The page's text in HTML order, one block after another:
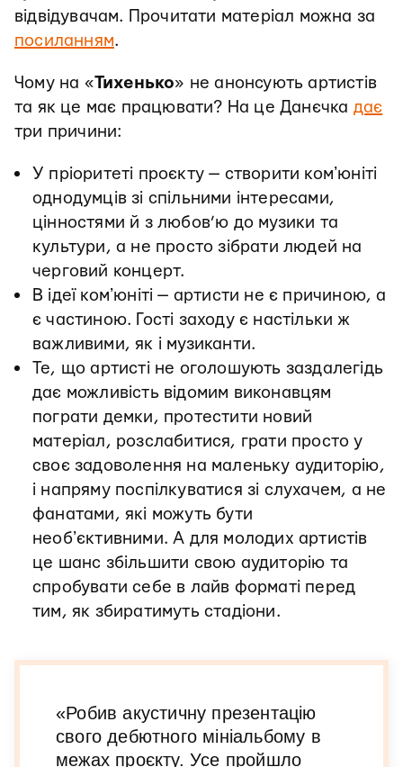
відвідувачам. Прочитати матеріал можна за
посиланням.
Чому на «Тихенько» не анонсують артистів
та як це має працювати? На це Данєчка дає
три причини:
У пріоритеті проєкту — створити комʼюніті
однодумців зі спільними інтересами,
цінностями й з любов’ю до музики та
культури, а не просто зібрати людей на
черговий концерт.
В ідеї комʼюніті — артисти не є причиною, а
є частиною. Гості заходу є настільки ж
важливими, як і музиканти.
Те, що артисті не оголошують заздалегідь
дає можливість відомим виконавцям
пограти демки, протестити новий
матеріал, розслабитися, грати просто у
своє задоволення на маленьку аудиторію,
і напряму поспілкуватися зі слухачем, а не
фанатами, які можуть бути
необʼєктивними. А для молодих артистів
це шанс збільшити свою аудиторію та
спробувати себе в лайв форматі перед
тим, як збиратимуть стадіони.
«Робив акустичну презентацію
свого дебютного мініальбому в
межах проєкту. Усе пройшло